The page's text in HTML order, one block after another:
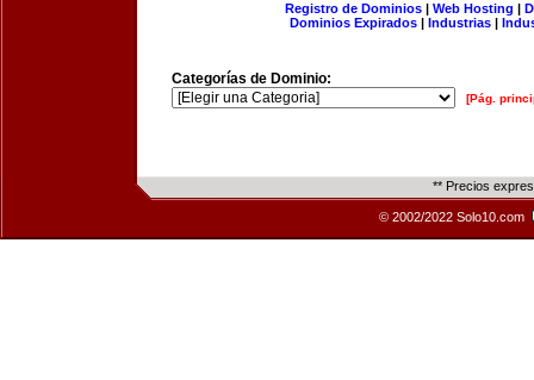
Registro de Dominios| Web Hosting |
Dominios Expirados | Industrias |
Categorías de Dominio:
[Pág.
** Precios
© 2002/2022 Solo10.com